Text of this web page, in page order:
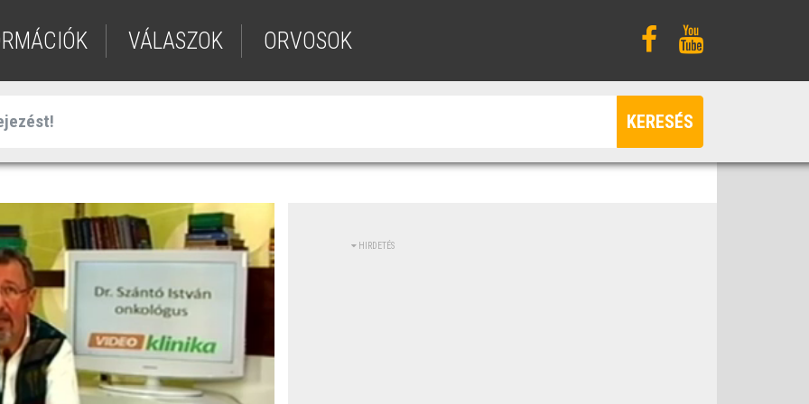
VÁLASZOK ORVOSOK
KERESÉS
HIRDETÉS